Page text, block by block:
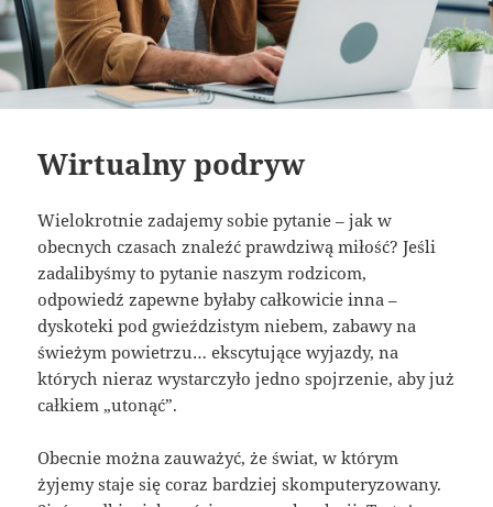
Wirtualny podryw
Wielokrotnie zadajemy sobie pytanie – jak w
obecnych czasach znaleźć prawdziwą miłość? Jeśli
zadalibyśmy to pytanie naszym rodzicom,
odpowiedź zapewne byłaby całkowicie inna –
dyskoteki pod gwieździstym niebem, zabawy na
świeżym powietrzu… ekscytujące wyjazdy, na
których nieraz wystarczyło jedno spojrzenie, aby już
całkiem „utonąć”.
Obecnie można zauważyć, że świat, w którym
żyjemy staje się coraz bardziej skomputeryzowany.